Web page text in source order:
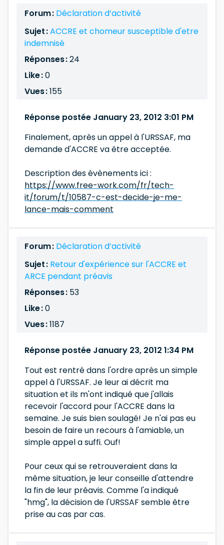
Forum : Déclaration d’activité
Sujet :ACCRE et chomeur susceptible d'etre
indemnisé
Réponses :24
Like :0
Vues :155
Réponse postée January 23, 2012 3:01 PM
Finalement, après un appel à l'URSSAF, ma
demande d'ACCRE va être acceptée.
Description des évènements ici :
https://www.free-work.com/fr/tech-
it/forum/t/10587-c-est-decide-je-me-
lance-mais-comment
Forum : Déclaration d’activité
Sujet : Retour d'expérience sur l'ACCRE et
ARCE pendant préavis
Réponses : 53
Like :0
Vues :1187
Réponse postée January 23, 2012 1:34 PM
Tout est rentré dans l'ordre après un simple
appel à l'URSSAF. Je leur ai décrit ma
situation et ils m'ont indiqué que j'allais
recevoir l'accord pour l'ACCRE dans la
semaine. Je suis bien soulagé! Je n'ai pas eu
besoin de faire un recours à l'amiable, un
simple appel a suffi. Ouf!
Pour ceux qui se retrouveraient dans la
même situation, je leur conseille d'attendre
la fin de leur préavis. Comme l'a indiqué
"hmg", la décision de l'URSSAF semble être
prise au cas par cas.